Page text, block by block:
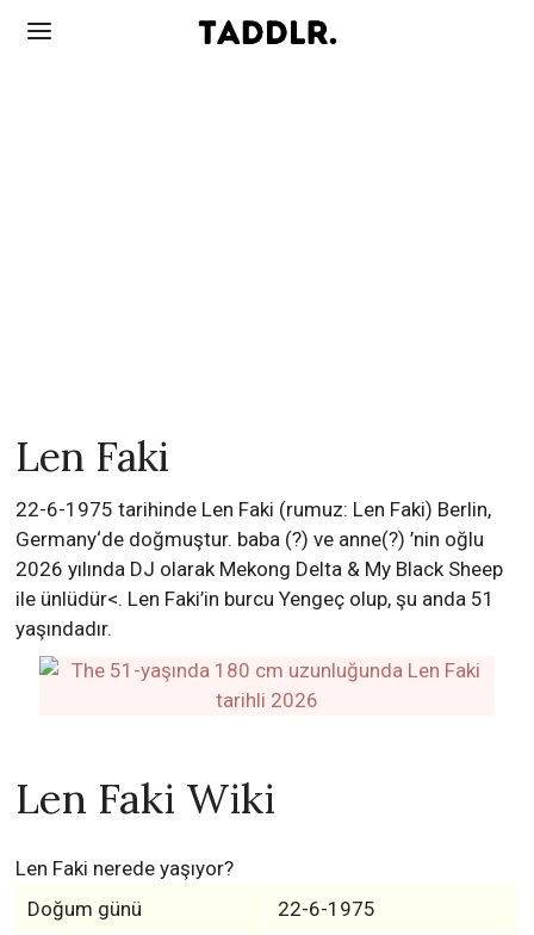
Len Faki
22-6-1975 tarihinde Len Faki (rumuz: Len Faki) Berlin,
Germany‘de doğmuştur. baba (?) ve anne(?) ’nin oğlu
2026 yılında DJ olarak Mekong Delta & My Black Sheep
ile ünlüdür<. Len Faki’in burcu Yengeç olup, şu anda 51
yaşındadır.
Len Faki Wiki
Len Faki nerede yaşıyor?
Doğum günü
22-6-1975